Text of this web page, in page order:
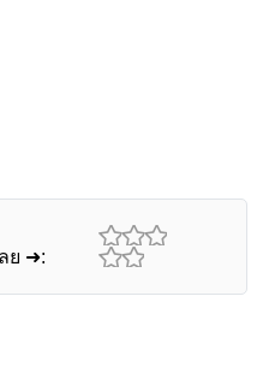
ย ➜: